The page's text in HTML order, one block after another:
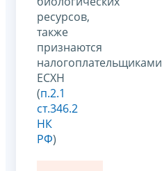
ресурсов,
также
признаются
налогоплательщиками
ЕСХН
(п.2.1
ст.346.2
НК
РФ)